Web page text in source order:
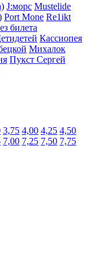
J:морс Mustelide
Port Mone Re1ikt
билета
Кассиопея
Михалок
Пукст Сергей
3,75 4,00 4,25 4,50
7,00 7,25 7,50 7,75